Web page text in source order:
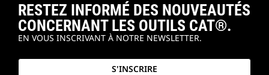
RESTEZ INFORMÉ DES NOUVEAUTÉS
CONCERNANT LES OUTILS CAT®.
EN VOUS INSCRIVANT À NOTRE NEWSLETTER.
S'INSCRIRE